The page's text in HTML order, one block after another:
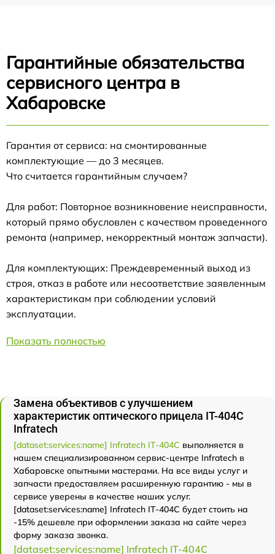
Гарантийные обязательства
сервисного центра в
Хабаровске
Гарантия от сервиса: на смонтированные
комплектующие — до 3 месяцев.
Что считается гарантийным случаем?
Для работ: Повторное возникновение неисправности,
который прямо обусловлен с качеством проведенного
ремонта (например, некорректный монтаж запчасти).
Для комплектующих: Преждевременный выход из
строя, отказ в работе или несоответствие заявленным
характеристикам при соблюдении условий
эксплуатации.
Показать полностью
Замена объективов с улучшением
характеристик оптического прицела IT-404C
Infratech
[dataset:services:name] Infratech IT-404C выполняется в
нашем специализированном сервис-центре Infratech в
Хабаровске опытными мастерами. На все виды услуг и
запчасти предоставляем расширенную гарантию - мы в
сервисе уверены в качестве наших услуг.
[dataset:services:name] Infratech IT-404C будет стоить на
-15% дешевле при оформлении заказа на сайте через
форму заказа звонка.
[dataset:services:name] Infratech IT-404C